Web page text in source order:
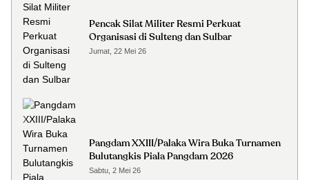
Pencak Silat Militer Resmi Perkuat
Organisasi di Sulteng dan Sulbar
Jumat, 22 Mei 26
Pangdam XXIII/Palaka Wira Buka Turnamen
Bulutangkis Piala Pangdam 2026
Sabtu, 2 Mei 26